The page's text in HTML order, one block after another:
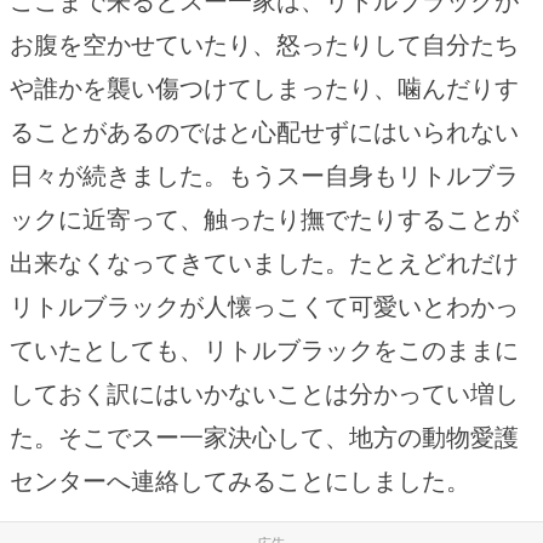
お腹を空かせていたり、怒ったりして自分たち
や誰かを襲い傷つけてしまったり、噛んだりす
ることがあるのではと心配せずにはいられない
日々が続きました。もうスー自身もリトルブラ
ックに近寄って、触ったり撫でたりすることが
出来なくなってきていました。たとえどれだけ
リトルブラックが人懐っこくて可愛いとわかっ
ていたとしても、リトルブラックをこのままに
しておく訳にはいかないことは分かってい増し
た。そこでスー一家決心して、地方の動物愛護
センターへ連絡してみることにしました。